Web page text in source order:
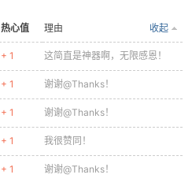
热心值 收起
理由
+ 1 这简直是神器啊，无限感恩！
+ 1 谢谢@Thanks！
+ 1 谢谢@Thanks！
+ 1 我很赞同！
+ 1 谢谢@Thanks！